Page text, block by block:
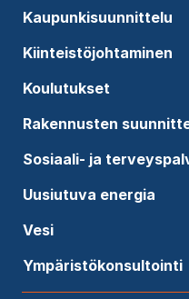
Kaupunkisuunnittelu
Kiinteistöjohtaminen
Koulutukset
Rakennusten
Sosiaali- ja
Uusiutuva energia
Vesi
Ympäristökonsultointi